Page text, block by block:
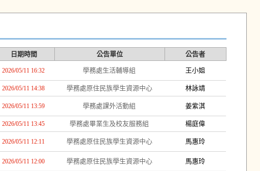
日期時間 公告單位 公告者
2026/05/11 16:32 學務處生活輔導組 王小姐
2026/05/11 14:38 學務處原住民族學生資源中心 林詠靖
2026/05/11 13:59 學務處課外活動組 姜紫淇
2026/05/11 13:45 學務處畢業生及校友服務組 楊庭偉
2026/05/11 12:11 學務處原住民族學生資源中心 馬惠玲
2026/05/11 12:00 學務處原住民族學生資源中心 馬惠玲